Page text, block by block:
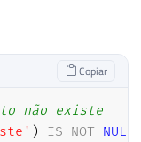
Copiar
não existe
) IS NOT NULL